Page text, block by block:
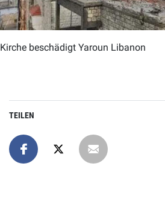
Kirche beschädigt Yaroun Libanon
TEILEN